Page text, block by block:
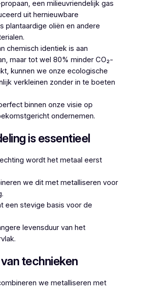
een milieuvriendelijk gas
uit hernieuwbare
plantaardige oliën en andere
chemisch identiek is aan
maar tot wel 80% minder CO₂-
kunnen we onze ecologische
verkleinen zonder in te boeten
binnen onze visie op
ondernemen.
is essentieel
wordt het metaal eerst
we dit met metalliseren voor
een stevige basis voor de
levensduur van het
technieken
we metalliseren met